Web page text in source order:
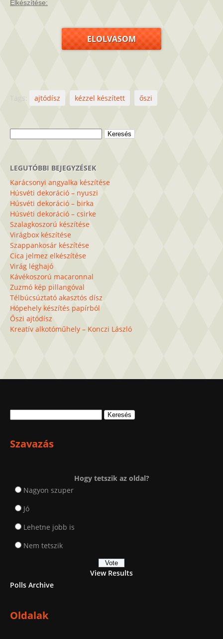
Elkészítése:
ELOLVASOM
Tags: ajtódísz kézzel készített őszi
LEGUTÓBBI BEJEGYZÉSEK
Karácsonyi angyalka készítése
Húsvéti dekoráció – nyuszi
Húsvéti dekoráció – birka
Húsvéti dekoráció – csirke
Szalagkoszorú készítése
Virágbox készítése
Szappankosár készítése
Cica jelmez elkészítése
Virág léghajó
Kávékoszorú macaronnal
Zuzmó kép pillangóval
Télbúcsúztató akasztós dísz
Hópehely készítés papírból
Őszi ajtódísz
Kreatív alkotóműhely – Konczi László
Szavazás
Hogy tetszik az oldal?
Nagyon szuper
Jó
Lehetne jobb is
Nem tetszik
View Results
Polls Archive
Oldalak